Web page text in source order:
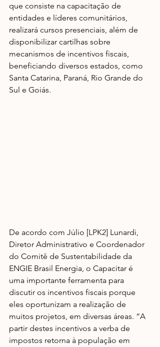
que consiste na capacitação de
entidades e líderes comunitários,
realizará cursos presenciais, além de
disponibilizar cartilhas sobre
mecanismos de incentivos fiscais,
beneficiando diversos estados, como
Santa Catarina, Paraná, Rio Grande do
Sul e Goiás.
De acordo com Júlio [LPK2] Lunardi,
Diretor Administrativo e Coordenador
do Comitê de Sustentabilidade da
ENGIE Brasil Energia, o Capacitar é ​
uma importante ​ferramenta para ​
discutir os incentivos fiscais​ porque
eles oportunizam a realização de
muitos projetos, em diversas áreas. “A
partir destes incentivos a verba de
impostos retorna à população em